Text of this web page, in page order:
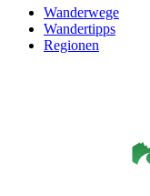
Wanderwege
Wandertipps
Regionen